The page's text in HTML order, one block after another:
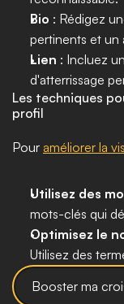
Bio : Rédigez
pertinents et un
Lien : Incluez
d'atterrissage
Les techniques
profil
Pour améliorer la
Utilisez des
mots-clés qui
Optimisez le
Utilisez des
Booster ma